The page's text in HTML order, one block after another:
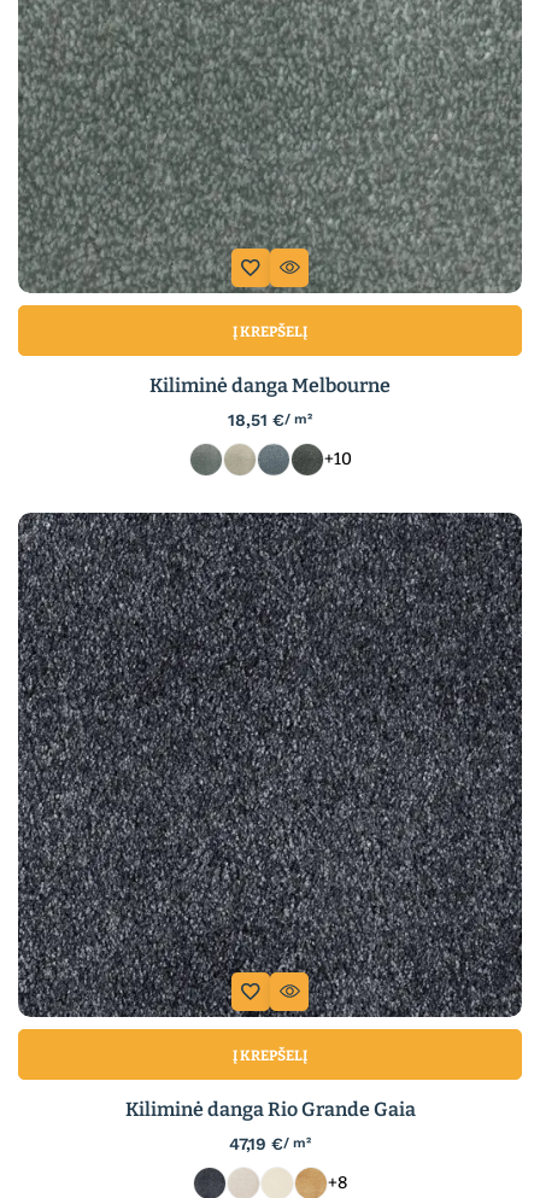
Į KREPŠELĮ
Kiliminė danga Melbourne
18,51 €/ m²
+10
Į KREPŠELĮ
Kiliminė danga Rio Grande Gaia
47,19 €/ m²
+8